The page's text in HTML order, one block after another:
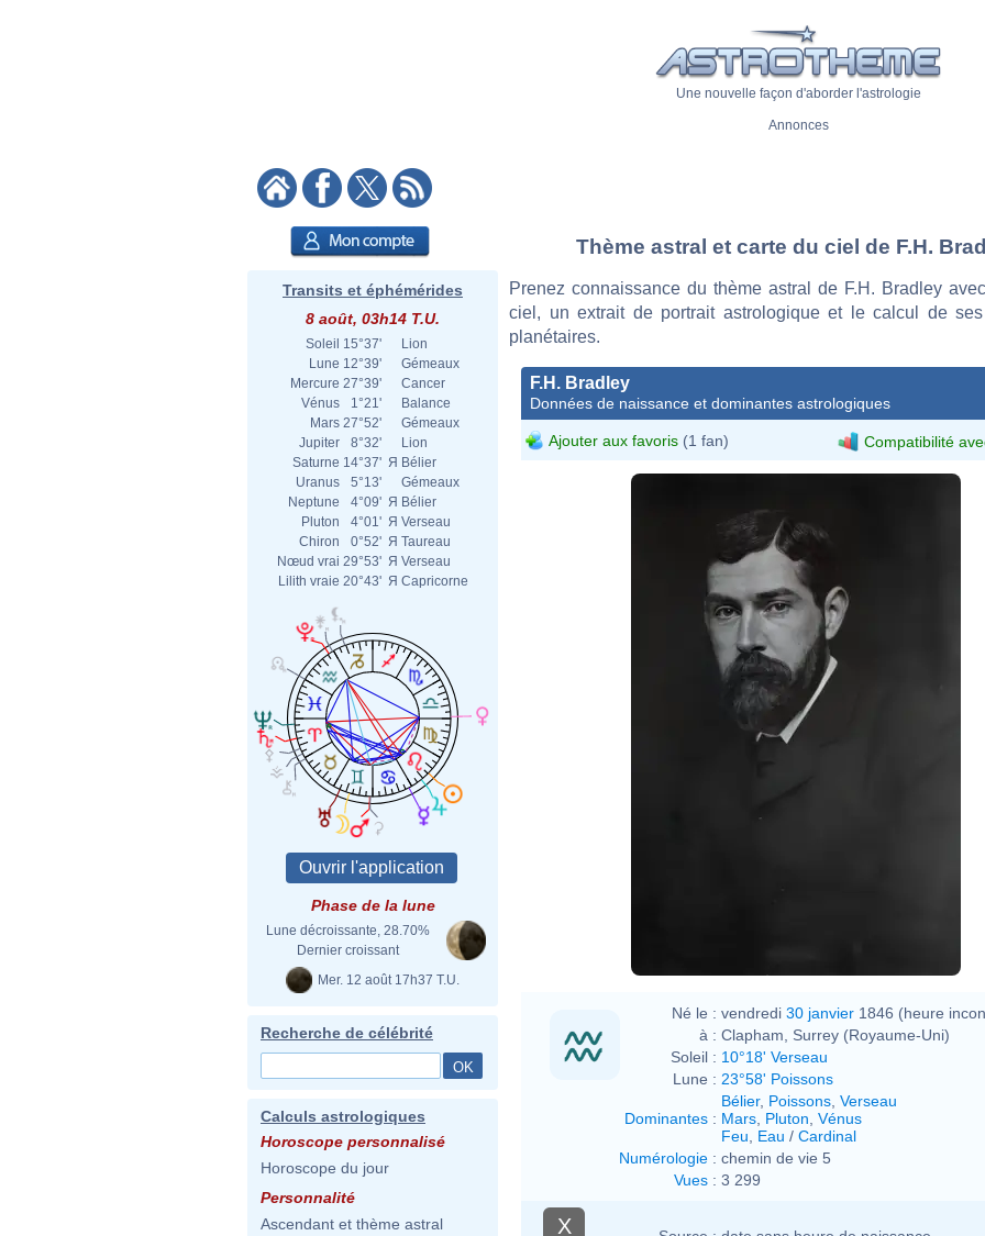
Une nouvelle façon d'aborder l'astrologie
Annonces
Transits et éphémérides
8 août, 03h14 T.U.
Soleil 15°37'
Lion
Lune 12°39'
Gémeaux
Mercure 27°39'
Cancer
Vénus
1°21'
Balance
Mars 27°52'
Gémeaux
Jupiter
8°32'
Lion
Saturne 14°37' Я Bélier
Uranus
5°13'
Gémeaux
Neptune
4°09' Я Bélier
Pluton
4°01' Я Verseau
Chiron
0°52' Я Taureau
Nœud vrai 29°53' Я Verseau
Lilith vraie 20°43' Я Capricorne
Phase de la lune
Lune décroissante, 28.70%
Dernier croissant
Mer. 12 août 17h37 T.U.
Recherche de célébrité
Calculs astrologiques
Horoscope personnalisé
Horoscope du jour
Personnalité
Ascendant et thème astral
Thème astral et carte du ciel de F.H.
Prenez connaissance du thème astral de F.H. Bradley
ciel, un extrait de portrait astrologique et le calcul de
planétaires.
F.H. Bradley
Données de naissance et dominantes astrologiques
Ajouter aux favoris (1 fan) Compatibilité
Né le : vendredi 30 janvier 1846 (heure
à : Clapham, Surrey (Royaume-Uni)
Soleil : 10°18' Verseau
Lune : 23°58' Poissons
Dominantes :
Bélier, Poissons Verseau
Mars Pluton Vénus
Feu
Eau / Cardinal
Numérologie : chemin de vie 5
Vues : 3 299
X